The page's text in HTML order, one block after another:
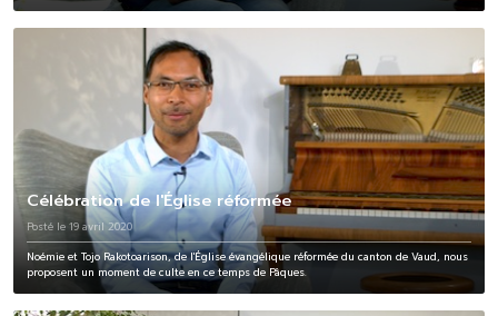
Célébration de l'Église réformée
Posté le 19 avril 2020
Noémie et Tojo Rakotoarison, de l'Église évangélique réformée du canton de Vaud, nous
proposent un moment de culte en ce temps de Pâques.